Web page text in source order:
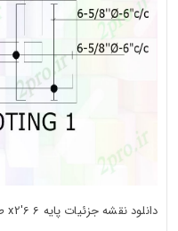
دانلود نقشه جزئیات پایه 6 x2'6 طرحی جای پای اتوکد (کد168758)